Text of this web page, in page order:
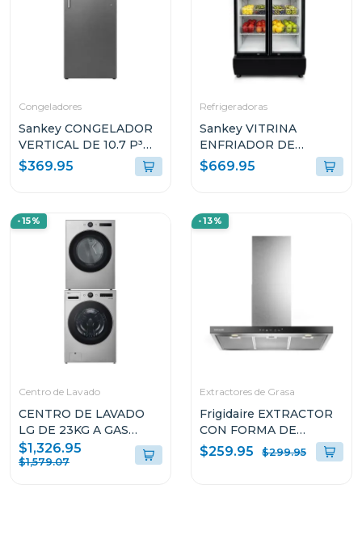
Congeladores
Sankey CONGELADOR
VERTICAL DE 10.7 P³
RFC1301
$369.95
Refrigeradoras
Sankey VITRINA
ENFRIADOR DE
20CUFT RFD20N
$669.95
-15%
Centro de Lavado
CENTRO DE LAVADO
LG DE 23KG A GAS
COLOR GRIS
WM23VFXS6/DF74VFXS6B
$1,326.95
$1,579.07
-13%
Extractores de Grasa
Frigidaire EXTRACTOR
CON FORMA DE
CAMPANA DE 36" PARA
PARED L904EXI
$259.95 $299.95